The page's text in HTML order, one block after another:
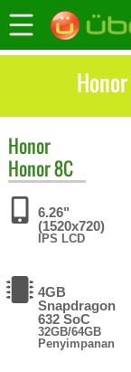
Honor
Honor 8C
6.26"
(1520x720)
IPS LCD
4GB
Snapdragon
632 SoC
32GB/64GB
Penyimpanan